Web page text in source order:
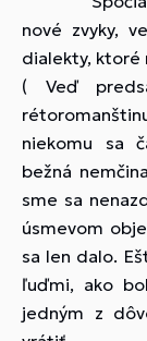
nové zvyky,
dialekty, ktoré
( Veď
niekomu sa
bežná
sme sa
úsmevom
sa len dalo.
ľuďmi, ako
jedným z